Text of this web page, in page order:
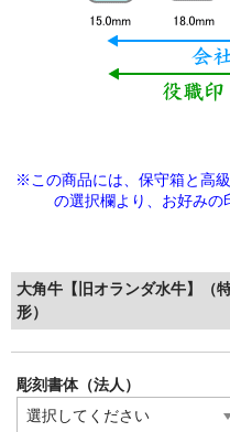
※この商品には、保守箱と高
の選択欄より、 お好みの
大角牛【旧オランダ水牛】
形）
彫刻書体（法人）